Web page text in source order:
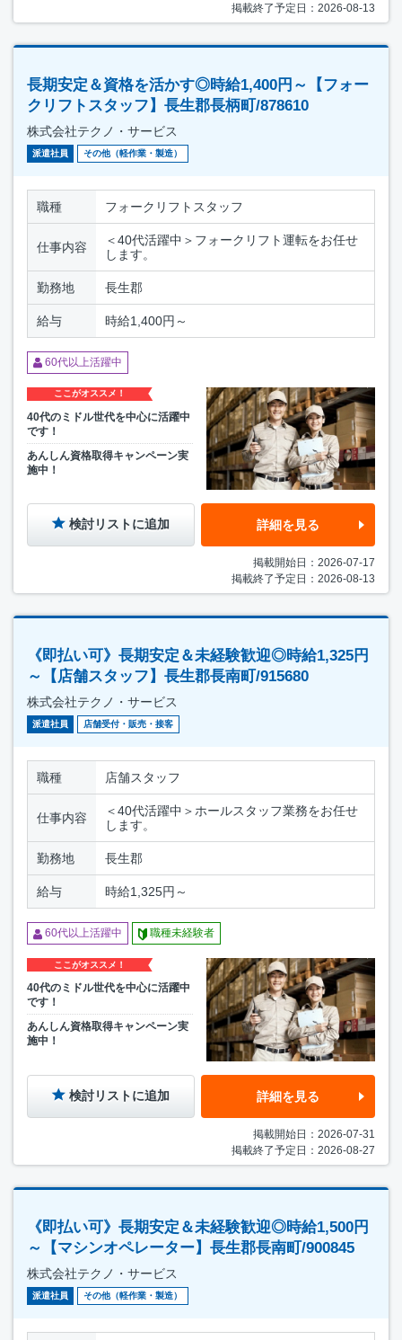
掲載終了予定日：2026-08-13
長期安定＆資格を活かす◎時給1,400円～【フォー
クリフトスタッフ】長生郡長柄町/878610
株式会社テクノ・サービス
派遣社員 その他（軽作業・製造）
職種 フォークリフトスタッフ
仕事内容
＜40代活躍中＞フォークリフト運転をお任せ
します。
勤務地 長生郡
給与 時給1,400円～
60代以上活躍中
ここがオススメ！
40代のミドル世代を中心に活躍中
です！
あんしん資格取得キャンペーン実
施中！
検討リストに追加 詳細を見る
掲載開始日：2026-07-17
掲載終了予定日：2026-08-13
《即払い可》長期安定＆未経験歓迎◎時給1,325円
～【店舗スタッフ】長生郡長南町/915680
株式会社テクノ・サービス
派遣社員 店舗受付・販売・接客
職種 店舗スタッフ
仕事内容
＜40代活躍中＞ホールスタッフ業務をお任せ
します。
勤務地 長生郡
給与 時給1,325円～
60代以上活躍中 職種未経験者
ここがオススメ！
40代のミドル世代を中心に活躍中
です！
あんしん資格取得キャンペーン実
施中！
検討リストに追加 詳細を見る
掲載開始日：2026-07-31
掲載終了予定日：2026-08-27
《即払い可》長期安定＆未経験歓迎◎時給1,500円
～【マシンオペレーター】長生郡長南町/900845
株式会社テクノ・サービス
派遣社員 その他（軽作業・製造）